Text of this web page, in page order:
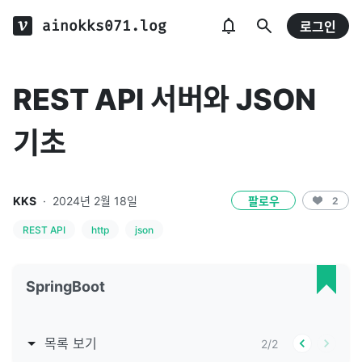
ainokks071.log 로그인
REST API 서버와 JSON
기초
KKS · 2024년 2월 18일 팔로우 2
REST API http json
SpringBoot
목록 보기 2/2